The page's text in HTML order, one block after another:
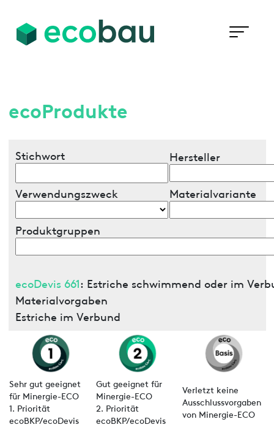
ecoProdukte
Stichwort Hersteller
Verwendungszweck Materialvariante
Produktgruppen
ecoDevis 661: Estriche schwimmend oder im
Materialvorgaben
Estriche im Verbund
Sehr gut geeignet
für Minergie-ECO
1. Priorität
ecoBKP/ecoDevis
Gut geeignet für
Minergie-ECO
2. Priorität
ecoBKP/ecoDevis
Verletzt keine
Ausschlussvorgaben
von Minergie-ECO